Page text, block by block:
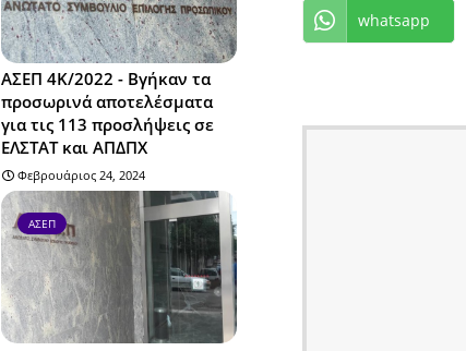
ΑΣΕΠ 4Κ/2022 - Βγήκαν τα
προσωρινά αποτελέσματα
για τις 113 προσλήψεις σε
ΕΛΣΤΑΤ και ΑΠΔΠΧ
Φεβρουάριος 24, 2024
ΑΣΕΠ
whatsapp